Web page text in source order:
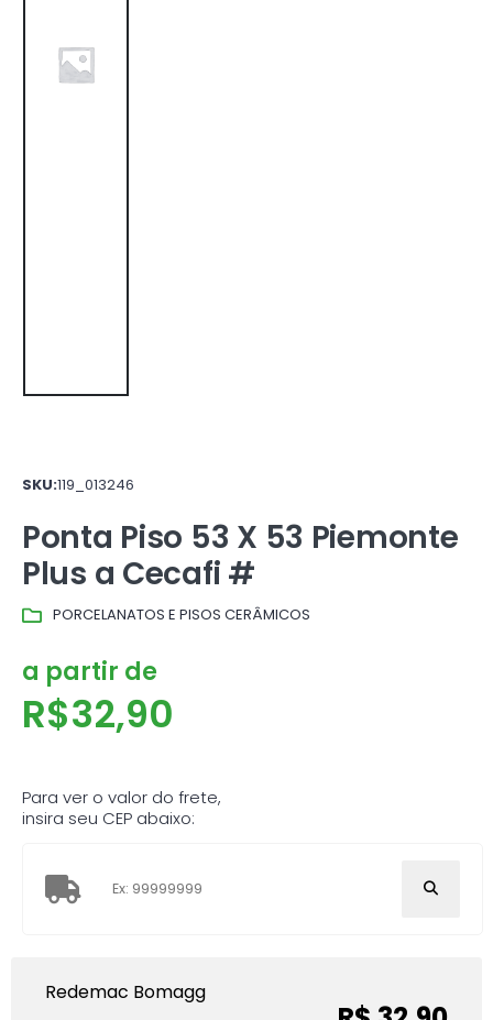
SKU:119_013246
Ponta Piso 53 X 53 Piemonte
Plus a Cecafi #
PORCELANATOS E PISOS CERÂMICOS
a partir de
R$32,90
Para ver o valor do frete,
insira seu CEP abaixo:
Redemac Bomagg